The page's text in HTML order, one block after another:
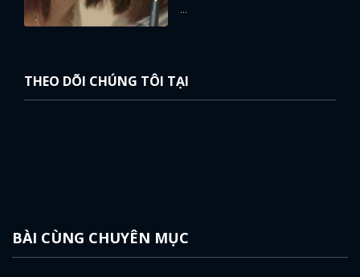
...
THEO DÕI CHÚNG TÔI TẠI
BÀI CÙNG CHUYÊN MỤC